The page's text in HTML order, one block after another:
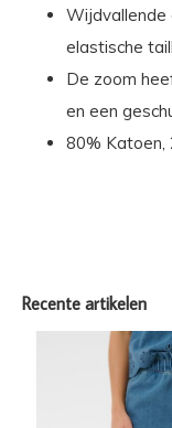
Wijdvallende
elastische
De zoom
en een
80%
Recente artikelen